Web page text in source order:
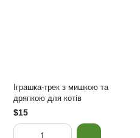
Іграшка-трек з мишкою та
дряпкою для котів
$15